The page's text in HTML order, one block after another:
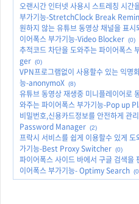
오랜시간 인터넷 사용시 스트레칭 시간
부가기능-StretchClock Break
원하지 않는 유튜브 동영상 채널을 표
이어폭스 부가기능-Video Blocker (0)
추적코드 차단을 도와주는 파이어폭스
ger (0)
VPN프로그램없이 사용할수 있는 익명
능-anonymoX (8)
유튜브 동영상 재생중 미니플레이어로
와주는 파이어폭스 부가기능-Pop up
비밀번호,신용카드정보를 안전하게 관
Password Manager (2)
프락시 서비스를 쉽게 이용할수 있게
가기능-Best Proxy Switcher (0)
파이어폭스 사이드 바에서 구글 검색을
이어폭스 부가기능- Optimy Search